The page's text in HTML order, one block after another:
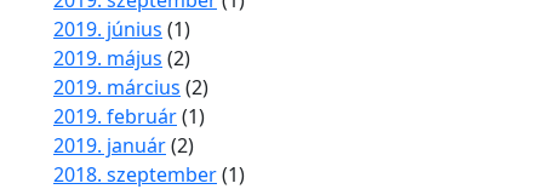
2019. június (1)
2019. május (2)
2019. március (2)
2019. február(1)
2019. január(2)
2018. szeptember(1)